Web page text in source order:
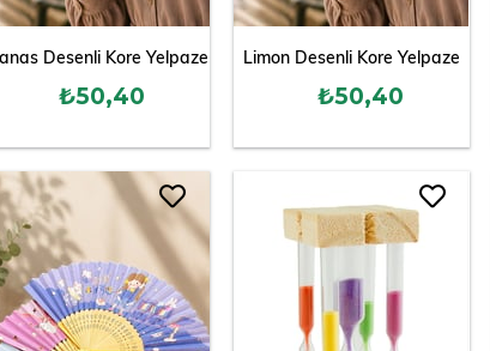
Desenli Kore Yelpaze
₺50,40
Limon Desenli Kore Yelpaze
₺50,40